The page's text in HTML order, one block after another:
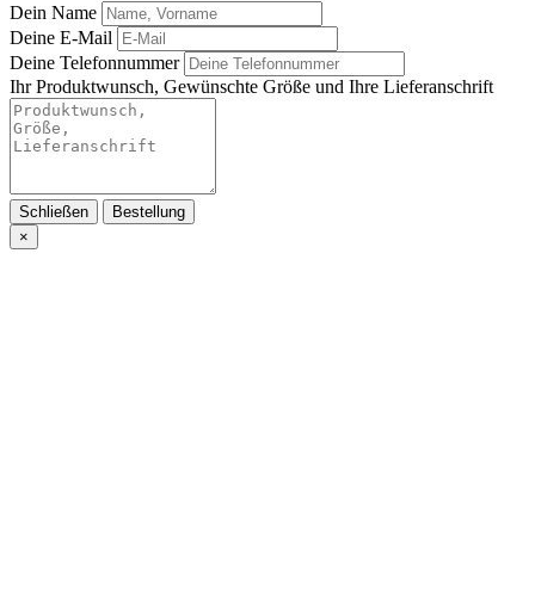
Dein Name
Deine E-Mail
Deine Telefonnummer
Ihr Produktwunsch, Gewünschte Größe und Ihre Lieferanschrift
Schließen
Bestellung
×